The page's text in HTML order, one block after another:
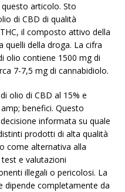
questo articolo. Sto
di CBD di qualità
il composto attivo della
quelli della droga. La cifra
olio contiene 1500 mg di
7-7,5 mg di cannabidiolo.
olio di CBD al 15% e
benefici. Questo
informata su quale
prodotti di alta qualità
come alternativa alla
e valutazioni
illegali o pericolosi. La
dipende completamente da